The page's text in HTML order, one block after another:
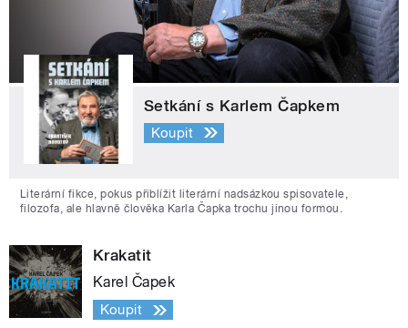
Setkání s Karlem Čapkem
Koupit
Literární fikce, pokus přiblížit literární nadsázkou spisovatele,
filozofa, ale hlavně člověka Karla Čapka trochu jinou formou.
Krakatit
Karel Čapek
Koupit